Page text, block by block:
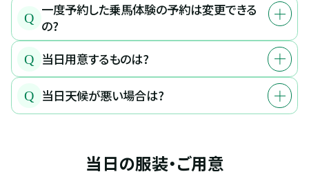
Q 一度予約した乗馬体験の予約は変更できる
の?
Q 当日用意するものは?
Q 当日天候が悪い場合は?
当日の服装・ご用意